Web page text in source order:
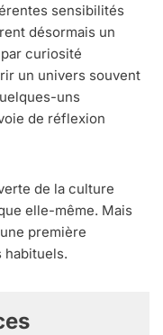
sensibilités
désormais un
curiosité
un univers souvent
uns
de réflexion
de la culture
elle-même. Mais
première
habituels.